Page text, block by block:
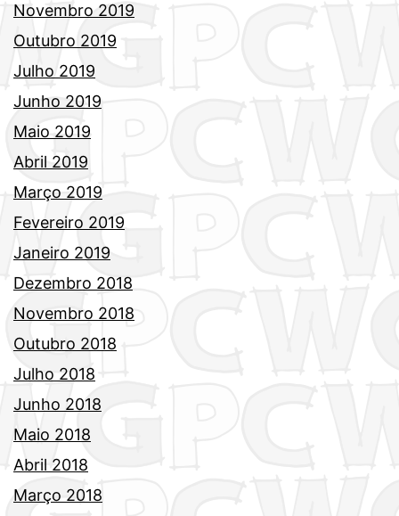
Novembro 2019
Outubro 2019
Julho 2019
Junho 2019
Maio 2019
Abril 2019
Março 2019
Fevereiro 2019
Janeiro 2019
Dezembro 2018
Novembro 2018
Outubro 2018
Julho 2018
Junho 2018
Maio 2018
Abril 2018
Março 2018